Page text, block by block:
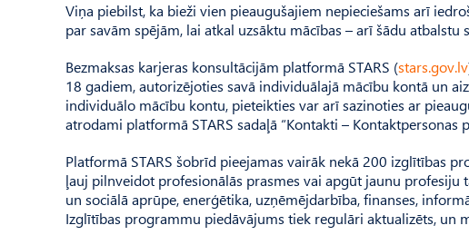
Viņa piebilst, ka bieži vien pieaugušajiem nepieciešams arī
par savām spējām, lai atkal uzsāktu mācības – arī šādu
Bezmaksas karjeras konsultācijām platformā STARS (stars.gov.lv
18 gadiem, autorizējoties savā individuālajā mācību kontā un
individuālo mācību kontu, pieteikties var arī sazinoties ar
atrodami platformā STARS sadaļā “Kontakti – Kontaktpersonas
Platformā STARS šobrīd pieejamas vairāk nekā 200 izglītības
ļauj pilnveidot profesionālās prasmes vai apgūt jaunu profesiju
un sociālā aprūpe, enerģētika, uzņēmējdarbība, finanses,
Izglītības programmu piedāvājums tiek regulāri aktualizēts, un